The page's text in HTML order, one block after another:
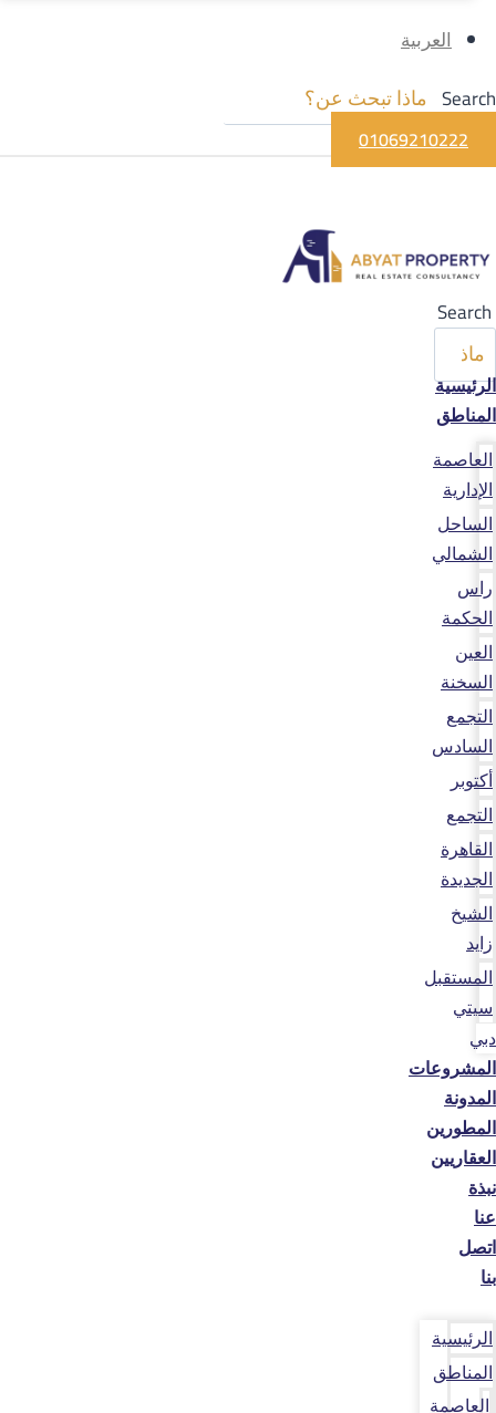
العربية
Search
01069210222
Search
الرئيسية
المناطق
العاصمة
الإدارية
الساحل
الشمالي
راس
الحكمة
العين
السخنة
التجمع
السادس
أكتوبر
التجمع
القاهرة
الجديدة
الشيخ
زايد
المستقبل
سيتي
دبي
المشروعات
المدونة
المطورين
العقاريين
نبذة
عنا
اتصل
بنا
الرئيسية
المناطق
العاصمة